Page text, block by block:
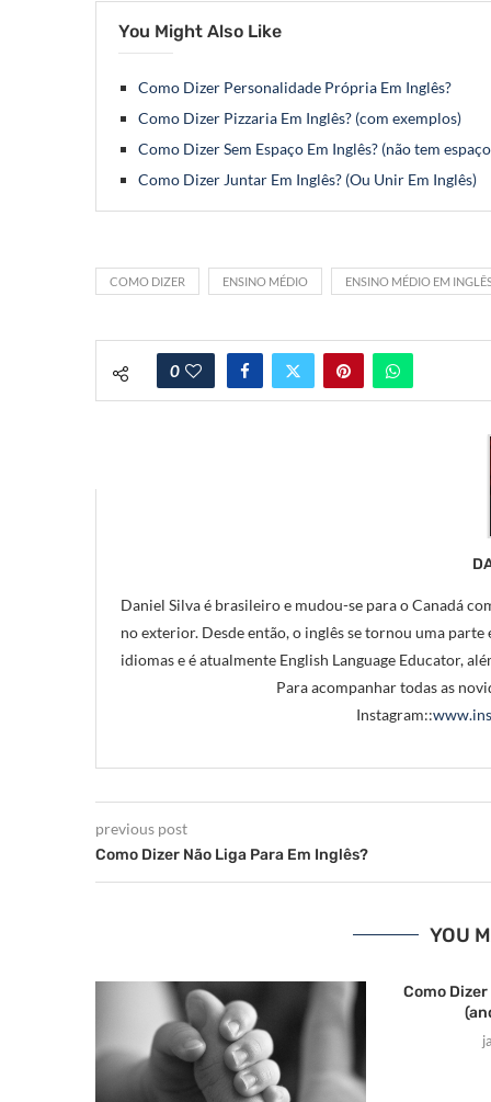
You Might Also Like
Como Dizer Personalidade Própria Em Inglês?
Como Dizer Pizzaria Em Inglês? (com exemplos)
Como Dizer Sem Espaço Em Inglês? (não tem
Como Dizer Juntar Em Inglês? (Ou Unir Em Inglês)
COMO DIZER ENSINO MÉDIO ENSINO MÉDIO EM
0
Daniel Silva é brasileiro e mudou-se para o Canadá
no exterior. Desde então, o inglês se tornou uma parte
idiomas e é atualmente English Language Educator,
Para acompanhar todas as
Instagram::
previous post
Como Dizer Não Liga Para Em Inglês?
YOU
Como